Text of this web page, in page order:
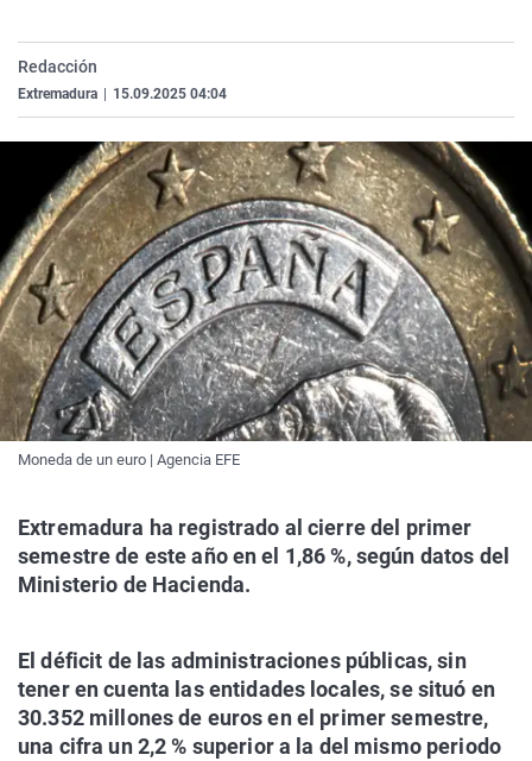
Operación Viuda
Navarra
País Vasco
Redacción
Extremadura 15.09.2025 04:04
Moneda de un euro | Agencia EFE
Extremadura ha registrado al cierre del primer
semestre de este año en el 1,86 %, según datos del
Ministerio de Hacienda.
El déficit de las administraciones públicas, sin
tener en cuenta las entidades locales, se situó en
30.352 millones de euros en el primer semestre,
una cifra un 2,2 % superior a la del mismo periodo